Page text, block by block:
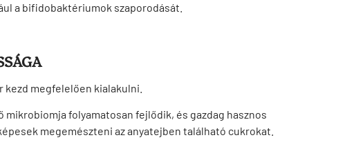
a bifidobaktériumok szaporodását.
kezd megfelelően kialakulni.
mikrobiomja folyamatosan fejlődik, és gazdag hasznos
megemészteni az anyatejben található cukrokat.